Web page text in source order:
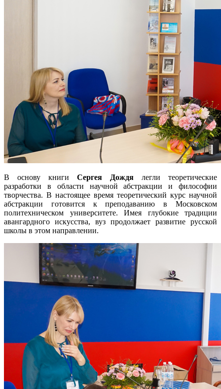
В основу книги Сергея Дождя легли теоретические
разработки в области научной абстракции и философии
творчества. В настоящее время теоретический курс научной
абстракции готовится к преподаванию в Московском
политехническом университете. Имея глубокие традиции
авангардного искусства, вуз продолжает развитие русской
школы в этом направлении.